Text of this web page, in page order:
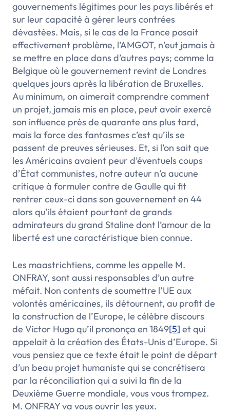
gouvernements légitimes pour les pays libérés et
sur leur capacité à gérer leurs contrées
dévastées. Mais, si le cas de la France posait
effectivement problème, l’AMGOT, n’eut jamais à
se mettre en place dans d’autres pays; comme la
Belgique où le gouvernement revint de Londres
quelques jours après la libération de Bruxelles.
Au minimum, on aimerait comprendre comment
un projet, jamais mis en place, peut avoir exercé
son influence près de quarante ans plus tard,
mais la force des fantasmes c’est qu’ils se
passent de preuves sérieuses. Et, si l’on sait que
les Américains avaient peur d’éventuels coups
d’État communistes, notre auteur n’a aucune
critique à formuler contre de Gaulle qui fit
rentrer ceux-ci dans son gouvernement en 44
alors qu’ils étaient pourtant de grands
admirateurs du grand Staline dont l’amour de la
liberté est une caractéristique bien connue.
Les maastrichtiens, comme les appelle M.
ONFRAY, sont aussi responsables d’un autre
méfait. Non contents de soumettre l’UE aux
volontés américaines, ils détournent, au profit de
la construction de l’Europe, le célèbre discours
de Victor Hugo qu’il prononça en 1849[5] et qui
appelait à la création des États-Unis d’Europe. Si
vous pensiez que ce texte était le point de départ
d’un beau projet humaniste qui se concrétisera
par la réconciliation qui a suivi la fin de la
Deuxième Guerre mondiale, vous vous trompez.
M. ONFRAY va vous ouvrir les yeux.